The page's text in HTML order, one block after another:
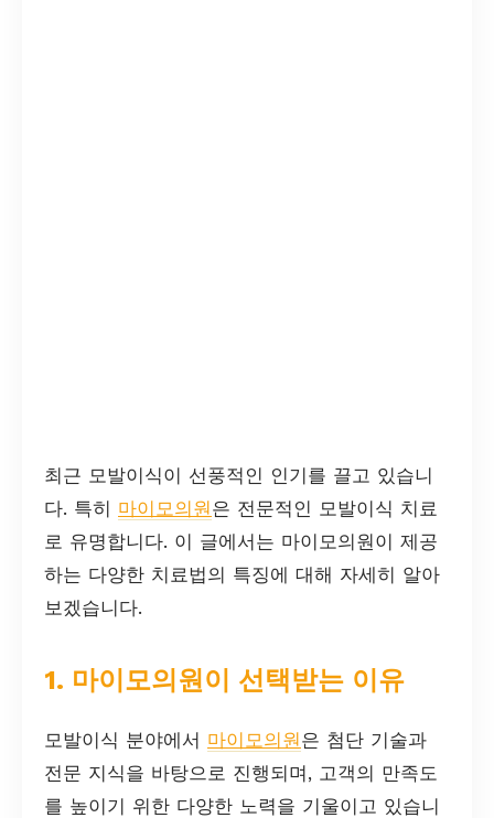
최근 모발이식이 선풍적인 인기를 끌고 있습니
다. 특히 마이모의원은 전문적인 모발이식 치료
로 유명합니다. 이 글에서는 마이모의원이 제공
하는 다양한 치료법의 특징에 대해 자세히 알아
보겠습니다.
1. 마이모의원이 선택받는 이유
모발이식 분야에서 마이모의원은 첨단 기술과
전문 지식을 바탕으로 진행되며, 고객의 만족도
를 높이기 위한 다양한 노력을 기울이고 있습니